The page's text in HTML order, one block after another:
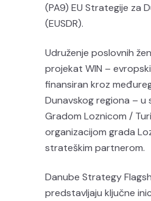
(PA9) EU Strategije za
(EUSDR).
Udruženje poslovnih
projekat WIN –
finansiran kroz
Dunavskog regiona – u
Gradom Loznicom /
organizacijom grada
strateškim partnerom.
Danube Strategy
predstavljaju ključne